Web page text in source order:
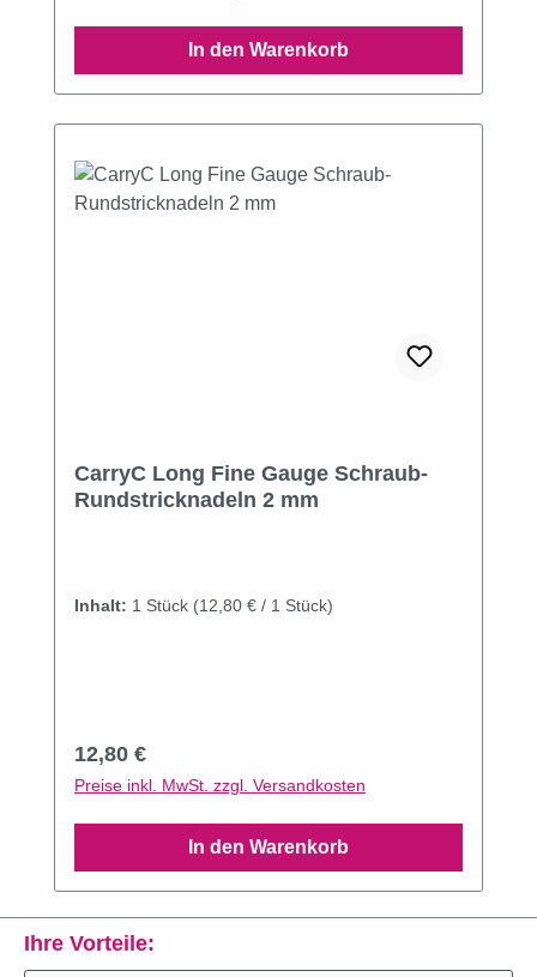
In den Warenkorb
CarryC Long Fine Gauge Schraub-
Rundstricknadeln 2 mm
Inhalt: 1 Stück (12,80 € / 1 Stück)
Regulärer Preis:
12,80 €
Preise inkl. MwSt. zzgl. Versandkosten
In den Warenkorb
Ihre Vorteile: